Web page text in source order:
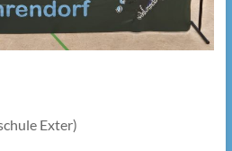
Exter)